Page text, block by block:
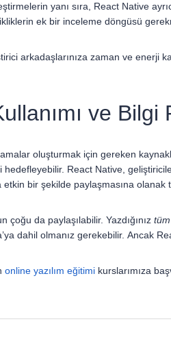
yanı sıra, React Native
ek bir inceleme döngüsü
arkadaşlarınıza zaman ve enerji
ve Bilgi
oluşturmak için gereken
React Native,
bir şekilde paylaşmasına olanak
çoğu da paylaşılabilir. Yazdığınız tüm
dahil olmanız gerekebilir. Ancak
online yazılım eğitimi kurslarımıza